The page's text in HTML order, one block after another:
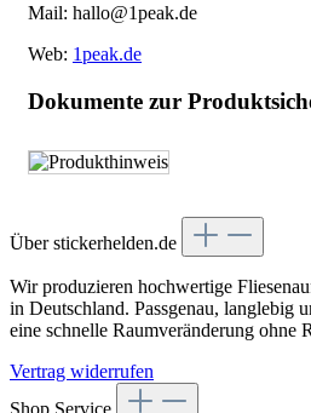
Mail: hallo@1peak.de
Web: 1peak.de
Dokumente zur
Über stickerhelden.de
Wir produzieren hochwertige
in Deutschland. Passgenau, langlebig
eine schnelle Raumveränderung ohne
Vertrag widerrufen
Shop Service